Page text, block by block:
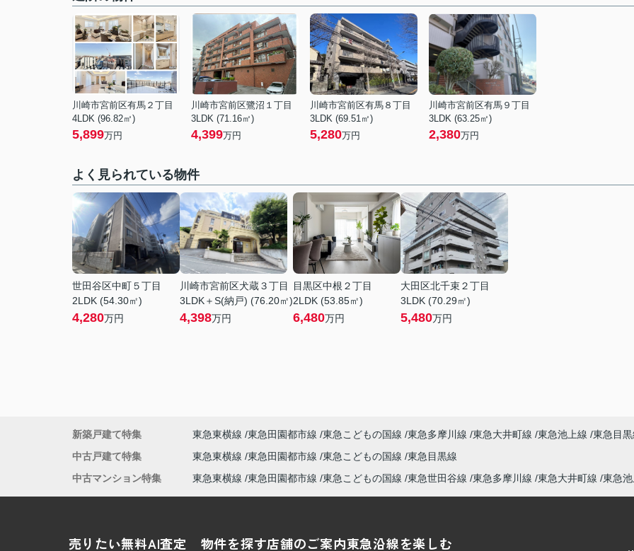
川崎市宮前区有馬２丁目
4LDK (96.82㎡)
5,899万円
川崎市宮前区鷺沼１丁目
3LDK (71.16㎡)
4,399万円
川崎市宮前区有馬８丁目
3LDK (69.51㎡)
5,280万円
川崎市宮前区有馬９丁目
3LDK (63.25㎡)
2,380万円
よく見られている物件
世田谷区中町５丁目
2LDK (54.30㎡)
4,280万円
川崎市宮前区犬蔵３丁目
3LDK＋S(納戸) (76.20㎡)
4,398万円
目黒区中根２丁目
2LDK (53.85㎡)
6,480万円
大田区北千束２丁目
3LDK (70.29㎡)
5,480万円
新築戸建て特集 東急東横線 東急田園都市線 東急こどもの国線 東急多摩川線 東急大井町線 東急池上線 東急目
中古戸建て特集
東急東横線 東急田園都市線 東急こどもの国線 東急目黒線
中古マンション特集
東急東横線 東急田園都市線 東急こどもの国線 東急世田谷線 東急多摩川線 東急大井町線 東急
売りたい無料AI査定 物件を探す店舗のご案内東急沿線を楽しむ